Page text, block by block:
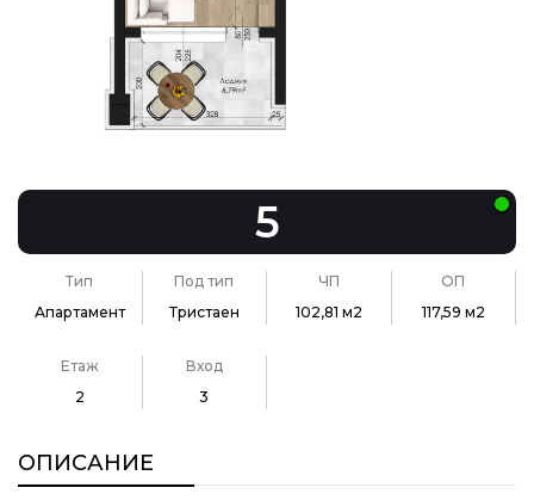
5
Тип
Апартамент
Под тип
Тристаен
ЧП
102,81 м2
ОП
117,59 м2
Етаж
2
Вход
3
ОПИСАНИЕ